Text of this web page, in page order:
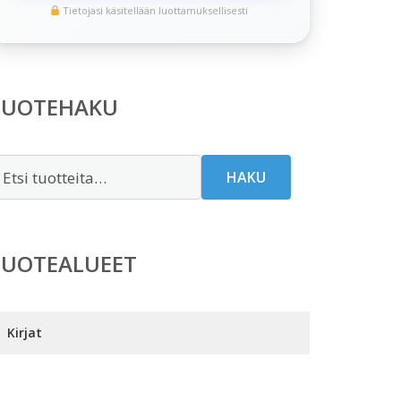
Tietojasi käsitellään luottamuksellisesti
HAKU
Kirjat